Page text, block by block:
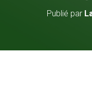
Publié par